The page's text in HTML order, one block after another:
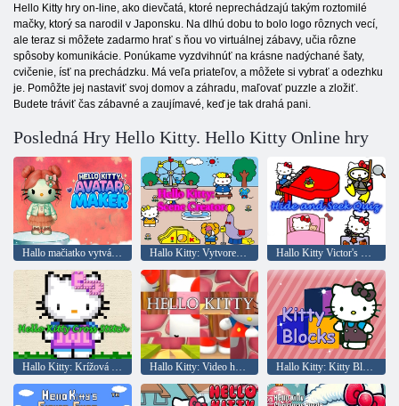
Hello Kitty hry on-line, ako dievčatá, ktoré neprechádzajú takým roztomilé
mačky, ktorý sa narodil v Japonsku. Na dlhú dobu to bolo logo rôznych vecí,
ale teraz si môžete zadarmo hrať s ňou vo virtuálnej zábavy, učia rôzne
spôsoby komunikácie. Ponúkame vyzdvihnúť na krásne nadýchané šaty,
cvičenie, ísť na prechádzku. Má veľa priateľov, a môžete si vybrať a odezhku
je. Pomôžte jej nastaviť svoj domov a záhradu, maľovať puzzle a zložiť.
Budete tráviť čas zábavné a zaujímavé, keď je tak drahá pani.
Posledná Hry Hello Kitty. Hello Kitty Online hry
Hallo mačiatko vytvára avatar Hallo Kitty: Vytvorenie scény Hallo Kitty Victor's Hide
Hallo Kitty: Video hádanky